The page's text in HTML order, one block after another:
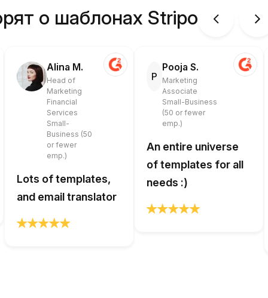
о шаблонах Stripo
Alina M.
Head of
Marketing
Financial
Services
Small-
Business (50
or fewer
emp.)
Lots of templates,
and email translator
P
Pooja S.
Marketing
Associate
Small-Business
(50 or fewer
emp.)
An entire universe
of templates for all
needs :)